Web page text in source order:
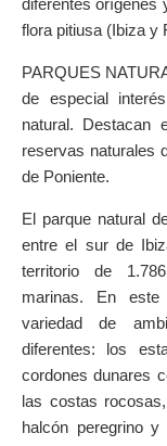
diferentes orígenes
flora pitiusa (Ibiza y
PARQUES
de especial
natural. Destacan
reservas naturales
de Poniente.
El parque natural
entre el sur de
territorio de
marinas. En este
variedad de
diferentes: los
cordones dunares
las costas
halcón peregrino